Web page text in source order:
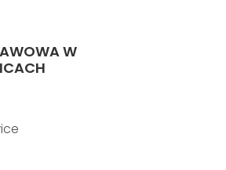
W